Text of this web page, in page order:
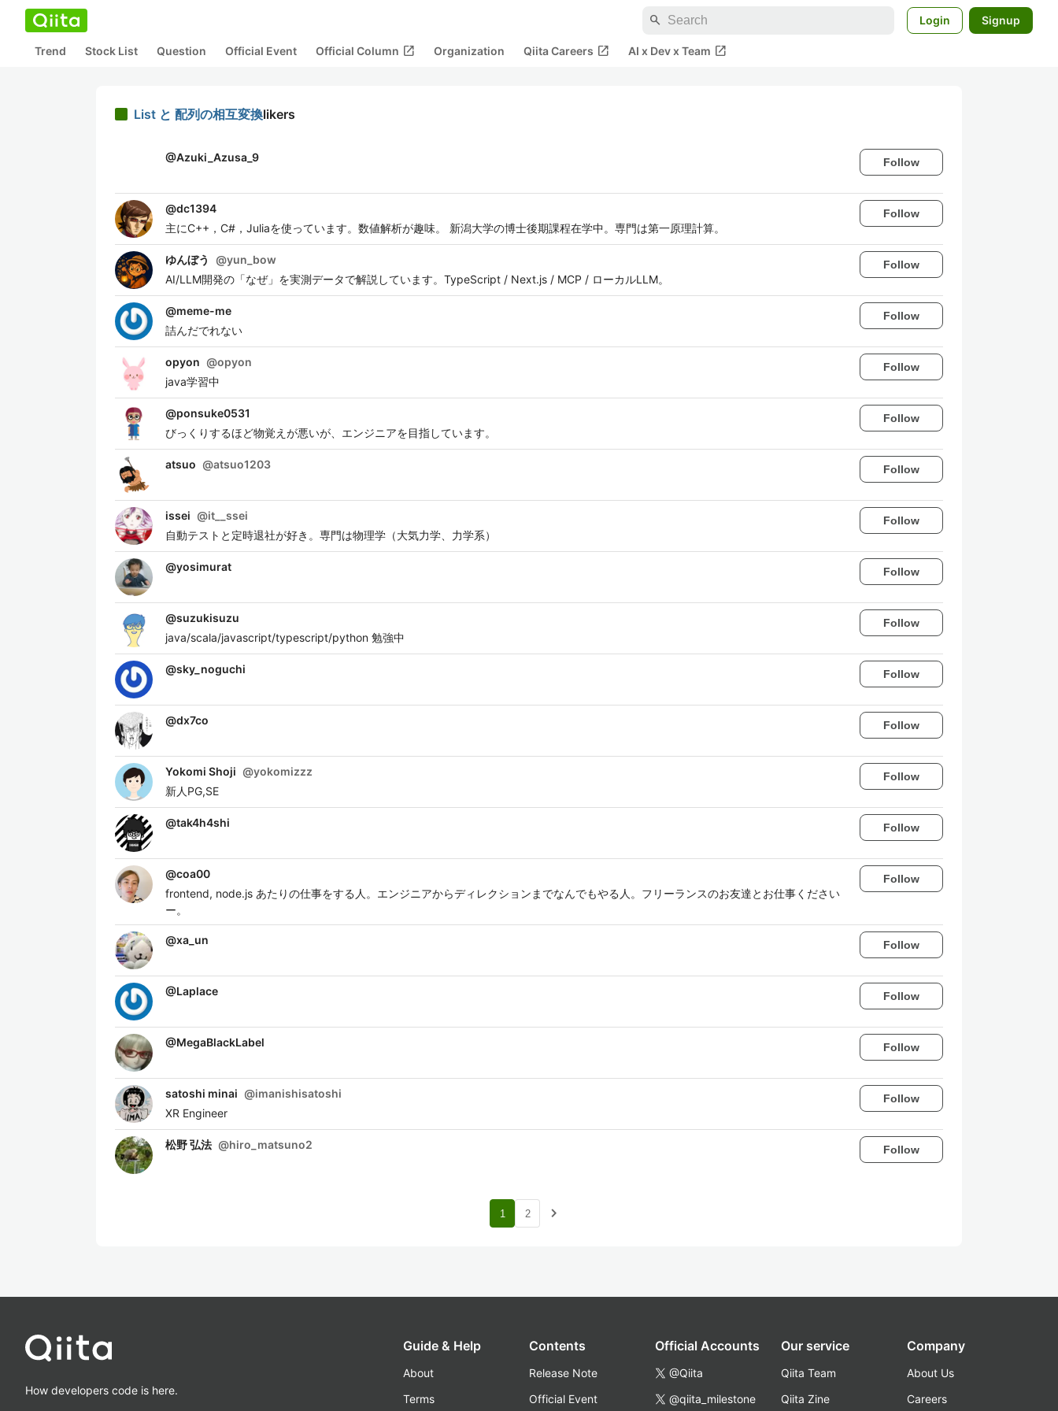
search Login Signup
Trend Stock List Question Official Event Official Column open_in_new Organization Qiita Careers open_in_new AI x Dev x Team open_in_new
List と 配列の相互変換likers
@Azuki_Azusa_9 Follow
@dc1394
主にC++，C#，Juliaを使っています。数値解析が趣味。 新潟大学の博士後期課程在学中。専門は第一原理計算。
Follow
ゆんぼう @yun_bow
AI/LLM開発の「なぜ」を実測データで解説しています。TypeScript / Next.js / MCP / ローカルLLM。
Follow
@meme-me
詰んだでれない
Follow
opyon @opyon
java学習中
Follow
@ponsuke0531
びっくりするほど物覚えが悪いが、エンジニアを目指しています。
Follow
atsuo @atsuo1203 Follow
issei @it__ssei
自動テストと定時退社が好き。専門は物理学（大気力学、力学系）
Follow
@yosimurat Follow
@suzukisuzu
java/scala/javascript/typescript/python 勉強中
Follow
@sky_noguchi Follow
@dx7co Follow
Yokomi Shoji @yokomizzz
新人PG,SE
Follow
@tak4h4shi Follow
@coa00
frontend, node.js あたりの仕事をする人。エンジニアからディレクションまでなんでもやる人。フリーランスのお友達とお仕事ください
ー。
Follow
@xa_un Follow
@Laplace Follow
@MegaBlackLabel Follow
satoshi minai @imanishisatoshi
XR Engineer
Follow
松野 弘法 @hiro_matsuno2 Follow
1 2 navigate_next
How developers code is here.
Guide & Help
About
Terms
Contents
Release Note
Official Event
Official Accounts
@Qiita
@qiita_milestone
Our service
Qiita Team
Qiita Zine
Company
About Us
Careers